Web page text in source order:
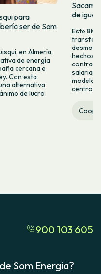
para
ser de Som
en Almería,
de energía
cercana e
Con esta
alternativa
de lucro
de
Este 8M,
hechos y
salarial y
modelo
centro
900 103 605
Som Energia?